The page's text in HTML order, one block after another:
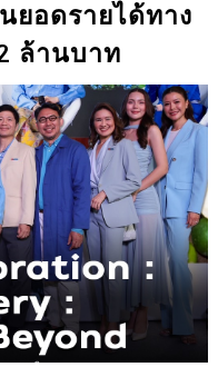
ยอดรายได้ทาง
ล้านบาท